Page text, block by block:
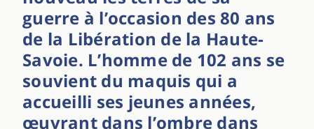
guerre à l’occasion des 80 ans
de la Libération de la Haute-
Savoie. L’homme de 102 ans se
souvient du maquis qui a
accueilli ses jeunes années,
œuvrant dans l’ombre dans